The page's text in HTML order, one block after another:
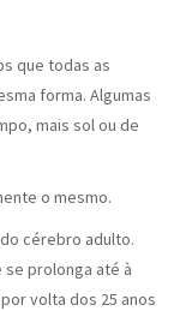
que todas as
forma. Algumas
mais sol ou de
o mesmo.
cérebro adulto.
se prolonga até à
volta dos 25 anos